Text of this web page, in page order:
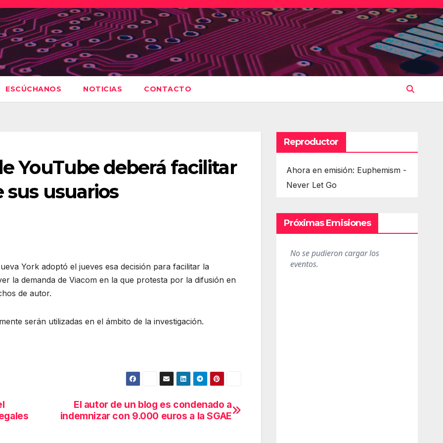
ESCÚCHANOS NOTICIAS CONTACTO
YouTube deberá facilitar
sus usuarios
York adoptó el jueves esa decisión para facilitar la
la demanda de Viacom en la que protesta por la difusión en
de autor.
serán utilizadas en el ámbito de la investigación.
El autor de un blog es condenado a
indemnizar con 9.000 euros a la SGAE
Reproductor
Ahora en emisión: Euphemism -
Never Let Go
Próximas Emisiones